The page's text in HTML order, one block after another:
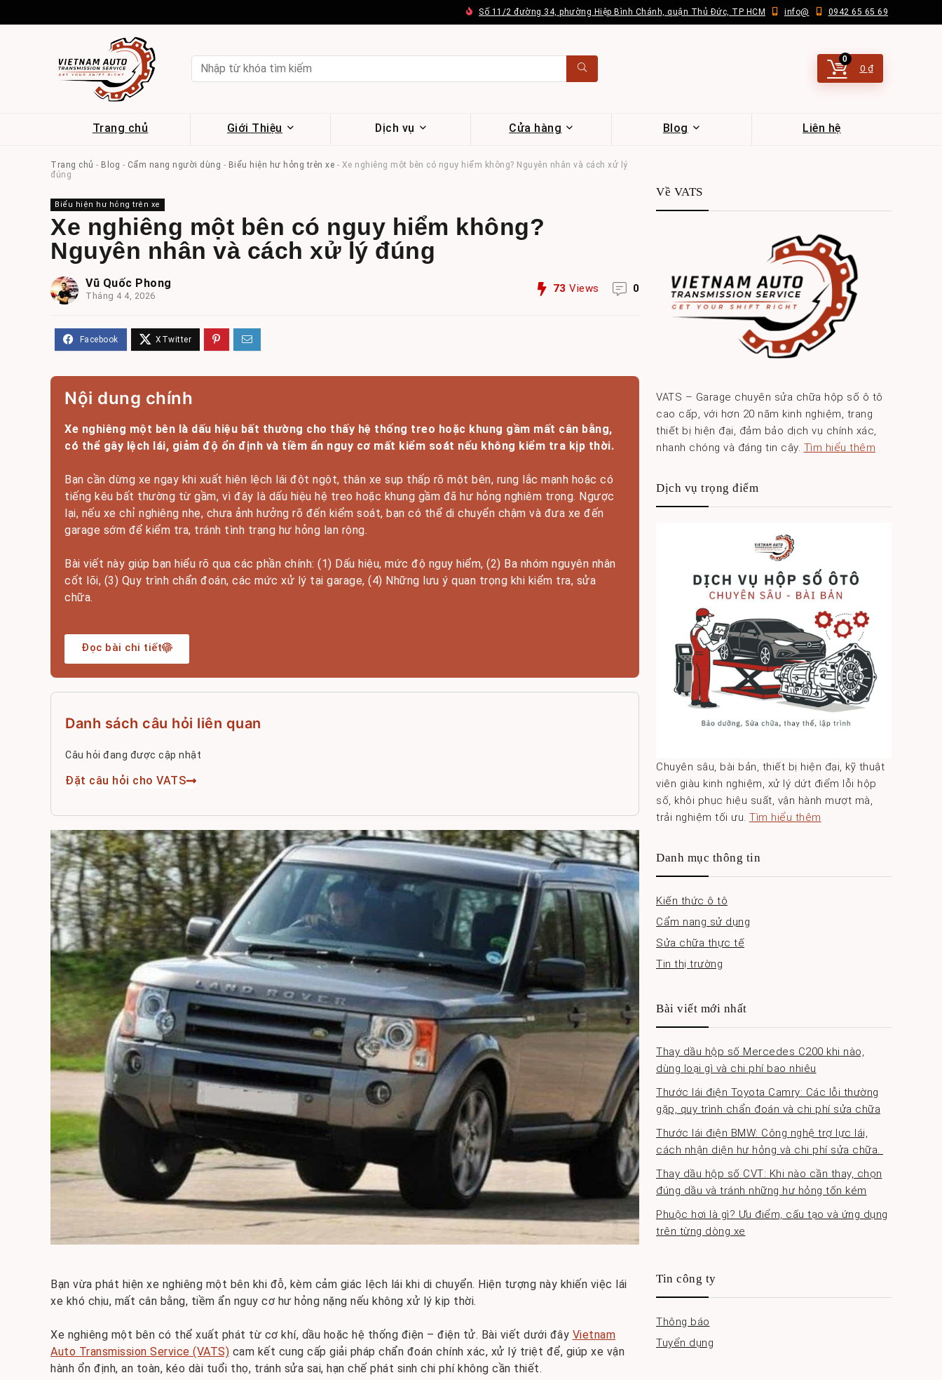
Số 11/2 đường 34, phường Hiệp Bình Chánh, quận Thủ Đức, TP HCM info@ 0942 65 65 69
0
0 ₫
Trang chủ Giới Thiệu Dịch vụ Cửa hàng Blog Liên hệ
Trang chủ - Blog - Cẩm nang người dùng - Biểu hiện hư hỏng trên xe - Xe nghiêng một bên có nguy hiểm không? Nguyên nhân và cách xử lý
đúng
Biểu hiện hư hỏng trên xe
Xe nghiêng một bên có nguy hiểm không?
Nguyên nhân và cách xử lý đúng
Vũ Quốc Phong
Tháng 4 4, 2026
73 Views 0
Nội dung chính
Xe nghiêng một bên là dấu hiệu bất thường cho thấy hệ thống treo hoặc khung gầm mất cân bằng,
có thể gây lệch lái, giảm độ ổn định và tiềm ẩn nguy cơ mất kiểm soát nếu không kiểm tra kịp thời.
Bạn cần dừng xe ngay khi xuất hiện lệch lái đột ngột, thân xe sụp thấp rõ một bên, rung lắc mạnh hoặc có
tiếng kêu bất thường từ gầm, vì đây là dấu hiệu hệ treo hoặc khung gầm đã hư hỏng nghiêm trọng. Ngược
lại, nếu xe chỉ nghiêng nhẹ, chưa ảnh hưởng rõ đến kiểm soát, bạn có thể di chuyển chậm và đưa xe đến
garage sớm để kiểm tra, tránh tình trạng hư hỏng lan rộng.
Bài viết này giúp bạn hiểu rõ qua các phần chính: (1) Dấu hiệu, mức độ nguy hiểm, (2) Ba nhóm nguyên nhân
cốt lõi, (3) Quy trình chẩn đoán, các mức xử lý tại garage, (4) Những lưu ý quan trọng khi kiểm tra, sửa
chữa.
Đọc bài chi tiết
Danh sách câu hỏi liên quan
Câu hỏi đang được cập nhật
Đặt câu hỏi cho VATS
Bạn vừa phát hiện xe nghiêng một bên khi đỗ, kèm cảm giác lệch lái khi di chuyển. Hiện tượng này khiến việc lái
xe khó chịu, mất cân bằng, tiềm ẩn nguy cơ hư hỏng nặng nếu không xử lý kịp thời.
Xe nghiêng một bên có thể xuất phát từ cơ khí, dầu hoặc hệ thống điện – điện tử. Bài viết dưới đây Vietnam
Auto Transmission Service (VATS) cam kết cung cấp giải pháp chẩn đoán chính xác, xử lý triệt để, giúp xe vận
hành ổn định, an toàn, kéo dài tuổi thọ, tránh sửa sai, hạn chế phát sinh chi phí không cần thiết.
Về VATS
VATS – Garage chuyên sửa chữa hộp số ô tô
cao cấp, với hơn 20 năm kinh nghiệm, trang
thiết bị hiện đại, đảm bảo dịch vụ chính xác,
nhanh chóng và đáng tin cậy. Tìm hiểu thêm
Dịch vụ trọng điểm
Chuyên sâu, bài bản, thiết bị hiện đại, kỹ thuật
viên giàu kinh nghiệm, xử lý dứt điểm lỗi hộp
số, khôi phục hiệu suất, vận hành mượt mà,
trải nghiệm tối ưu. Tìm hiểu thêm
Danh mục thông tin
Kiến thức ô tô
Cẩm nang sử dụng
Sửa chữa thực tế
Tin thị trường
Bài viết mới nhất
Thay dầu hộp số Mercedes C200 khi nào,
dùng loại gì và chi phí bao nhiêu
Thước lái điện Toyota Camry: Các lỗi thường
gặp, quy trình chẩn đoán và chi phí sửa chữa
Thước lái điện BMW: Công nghệ trợ lực lái,
cách nhận diện hư hỏng và chi phí sửa chữa.
Thay dầu hộp số CVT: Khi nào cần thay, chọn
đúng dầu và tránh những hư hỏng tốn kém
Phuộc hơi là gì? Ưu điểm, cấu tạo và ứng dụng
trên từng dòng xe
Tin công ty
Thông báo
Tuyển dụng